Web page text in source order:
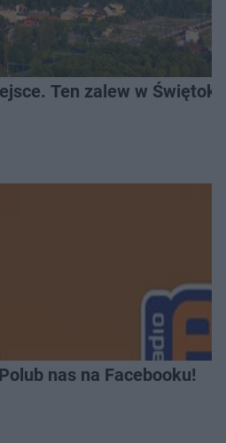
Ten zalew w
nas na Facebooku!